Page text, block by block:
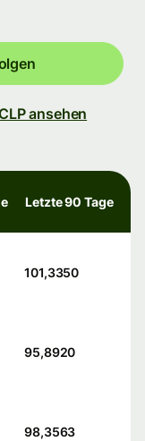
ansehen
Letzte 90 Tage
101,3350
95,8920
98,3563